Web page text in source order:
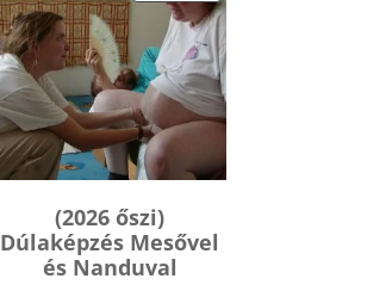
000 Ft
TERMÉK
(2026 őszi)
Dúlaképzés Mesővel
és Nanduval